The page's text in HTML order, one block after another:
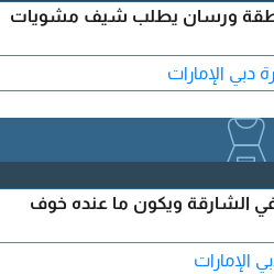
ورسان يطلب شيف مشويات
الإمارات
الشارقة ويكون ما عنده خوف
الإمارات